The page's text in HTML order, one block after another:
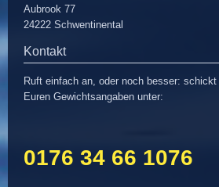
Aubrook 77
24222 Schwentinental
Kontakt
Ruft einfach an, oder noch besser:
Euren Gewichtsangaben unter:
0176 34 66 1076